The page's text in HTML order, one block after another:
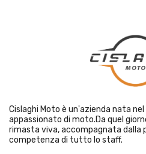
Cislaghi Moto è un'azienda nata
appassionato di moto.Da quel
rimasta viva, accompagnata dalla
competenza di tutto lo staff.